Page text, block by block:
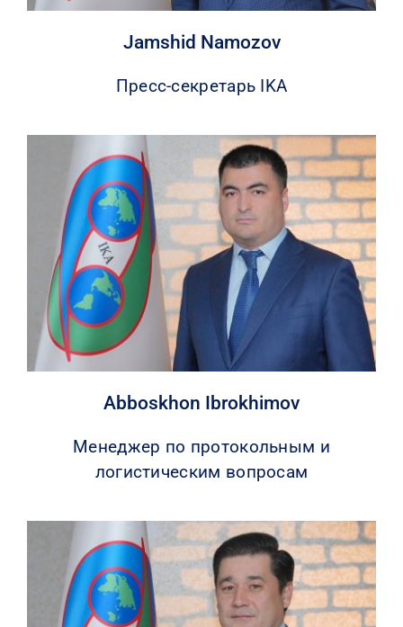
Jamshid Namozov
Пресс-секретарь IKA
Abboskhon Ibrokhimov
Менеджер по протокольным и
логистическим вопросам